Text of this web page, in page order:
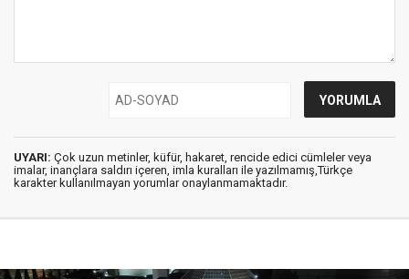
UYARI: Çok uzun metinler, küfür, hakaret, rencide edici cümleler veya
imalar, inançlara saldırı içeren, imla kuralları ile yazılmamış,Türkçe
karakter kullanılmayan yorumlar onaylanmamaktadır.